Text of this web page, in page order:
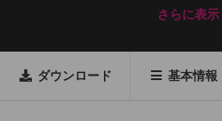
推奨機種:iPhone 4、iPhone 4S、
─==〓Ξ(ゲーム概要)Ξ〓==─
さらに表示
ダウンロード 基本情報